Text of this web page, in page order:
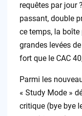
requêtes par jour
passant, double
ce temps, la boîte
grandes levées
fort que le CAC
Parmi les
« Study Mode »
critique (bye bye